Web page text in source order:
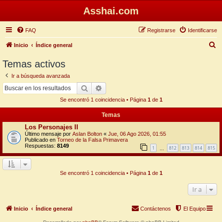
Asshai.com
FAQ Identificarse
Registrarse
Inicio Índice general
Temas activos
Ir a búsqueda avanzada
Buscar
Se encontró 1 coincidencia • Página 1de 1
Temas
Los Personajes II
Último mensaje por Aslan Bolton « Jue, 06 Ago 2026, 01:55
Publicado en Torneo de la Falsa Primavera
Respuestas: 8149 1 812 813 814 815
Se encontró 1 coincidencia • Página 1de 1
Ir a
Inicio Índice general El Equipo
Contáctenos